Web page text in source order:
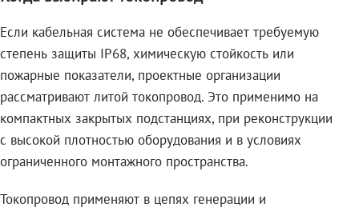
Если кабельная система не обеспечивает требуемую
степень защиты IP68, химическую стойкость или
пожарные показатели, проектные организации
рассматривают литой токопровод. Это применимо на
компактных закрытых подстанциях, при реконструкции
с высокой плотностью оборудования и в условиях
ограниченного монтажного пространства.
Токопровод применяют в цепях генерации и